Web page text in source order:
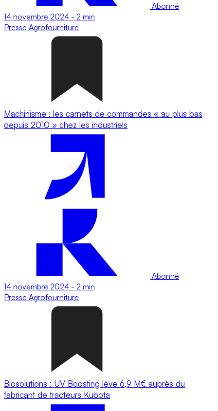
Abonné
14 novembre 2024 - 2 min
Presse Agrofourniture
Machinisme : les carnets de commandes « au plus bas
depuis 2010 » chez les industriels
Abonné
14 novembre 2024 - 2 min
Presse Agrofourniture
Biosolutions : UV Boosting lève 6,9 M€ auprès du
fabricant de tracteurs Kubota